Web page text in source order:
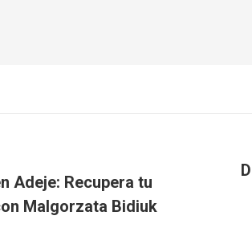
Adeje: Recupera tu
Malgorzata Bidiuk